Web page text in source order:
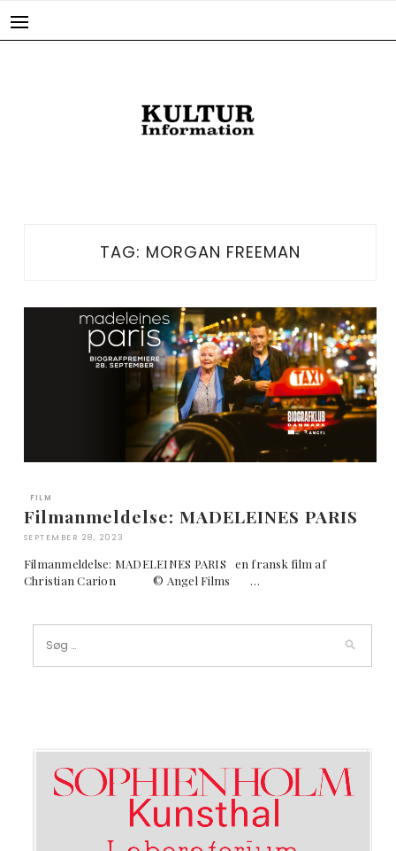
TAG: MORGAN FREEMAN
FILM
Filmanmeldelse: MADELEINES PARIS
SEPTEMBER 28, 2023
Filmanmeldelse: MADELEINES PARIS en fransk film af
Christian Carion © Angel Films …